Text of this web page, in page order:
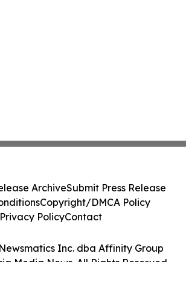
Inc. dba Affinity Group
Media News. All Rights Reserved.
ArchiveSubmit Press Release
Copyright/DMCA Policy
Privacy PolicyContact